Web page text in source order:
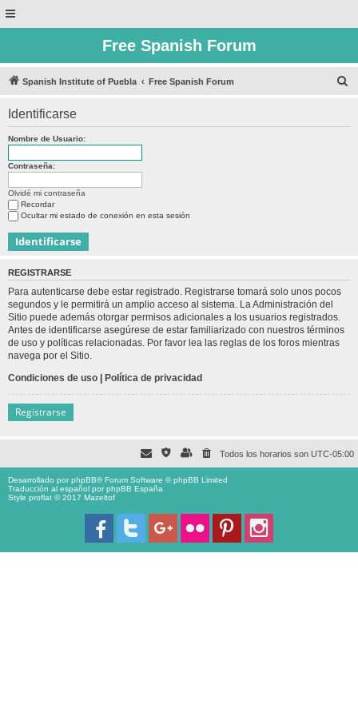
Free Spanish Forum
Spanish Institute of Puebla Free Spanish Forum
Identificarse
Nombre de Usuario:
Contraseña:
Olvidé mi contraseña
Recordar
Ocultar mi estado de conexión en esta sesión
REGISTRARSE
Para autenticarse debe estar registrado. Registrarse tomará solo unos pocos
segundos y le permitirá un amplio acceso al sistema. La Administración del
Sitio puede además otorgar permisos adicionales a los usuarios registrados.
Antes de identificarse asegúrese de estar familiarizado con nuestros términos
de uso y políticas relacionadas. Por favor lea las reglas de los foros mientras
navega por el Sitio.
Condiciones de uso | Política de privacidad
Registrarse
Todos los horarios son UTC-05:00
Desarrollado porphpBB® Forum Software © phpBB Limited
Traducción al español porphpBB España
Style proflat © 2017 Mazeltof